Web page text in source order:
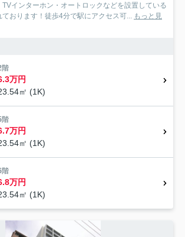
インターホン・オートロックなどを設置している
おります！徒歩4分で駅にアクセス可...
もっと見
階
万円
㎡ (1K)
階
万円
㎡ (1K)
階
万円
㎡ (1K)